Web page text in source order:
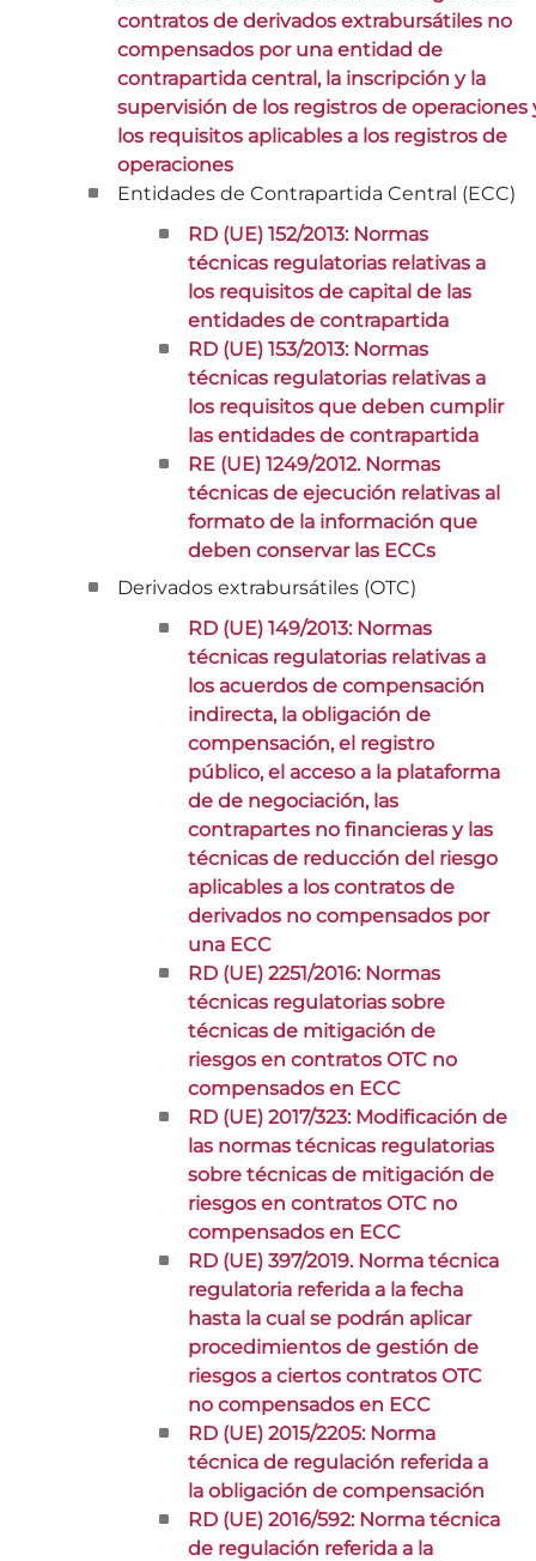
contratos de derivados extrabursátiles no
compensados por una entidad de
contrapartida central, la inscripción y la
supervisión de los registros de operaciones
los requisitos aplicables a los registros de
operaciones
Entidades de Contrapartida Central (ECC)
RD (UE) 152/2013: Normas
técnicas regulatorias relativas a
los requisitos de capital de las
entidades de contrapartida
RD (UE) 153/2013: Normas
técnicas regulatorias relativas a
los requisitos que deben cumplir
las entidades de contrapartida
RE (UE) 1249/2012. Normas
técnicas de ejecución relativas al
formato de la información que
deben conservar las ECCs
Derivados extrabursátiles (OTC)
RD (UE) 149/2013: Normas
técnicas regulatorias relativas a
los acuerdos de compensación
indirecta, la obligación de
compensación, el registro
público, el acceso a la plataforma
de de negociación, las
contrapartes no financieras y las
técnicas de reducción del riesgo
aplicables a los contratos de
derivados no compensados por
una ECC
RD (UE) 2251/2016: Normas
técnicas regulatorias sobre
técnicas de mitigación de
riesgos en contratos OTC no
compensados en ECC
RD (UE) 2017/323: Modificación de
las normas técnicas regulatorias
sobre técnicas de mitigación de
riesgos en contratos OTC no
compensados en ECC
RD (UE) 397/2019. Norma técnica
regulatoria referida a la fecha
hasta la cual se podrán aplicar
procedimientos de gestión de
riesgos a ciertos contratos OTC
no compensados en ECC
RD (UE) 2015/2205: Norma
técnica de regulación referida a
la obligación de compensación
RD (UE) 2016/592: Norma técnica
de regulación referida a la